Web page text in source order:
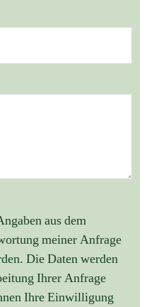
aus dem
meiner Anfrage
Die Daten werden
Ihrer Anfrage
Ihre Einwilligung